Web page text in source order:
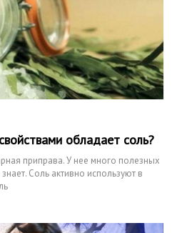
обладает соль?
приправа. У нее много полезных
Соль активно используют в